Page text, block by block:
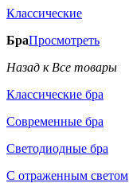
Классические
БраПросмотреть
Назад к Все товары
Классические бра
Современные бра
Светодиодные бра
С отраженным светом